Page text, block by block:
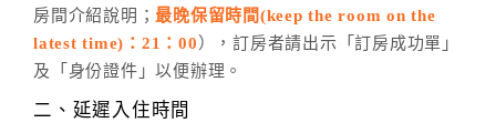
週一至週日，上午9:00～晚上6:00
六、聯絡方式
(07)9682715 。
房間介紹說明；最晚保留時間(keep the room on the
latest time)：21：00 ），訂房者請出示「訂房成功單」
及「身份證件」以便辦理。
二、延遲入住時間